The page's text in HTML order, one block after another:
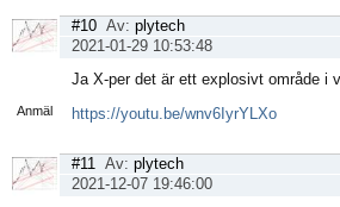
Anmäl
#10 Av: plytech
2021-01-29 10:53:48
Ja X-per det är ett explosivt område i
https://youtu.be/wnv6IyrYLXo
#11 Av: plytech
2021-12-07 19:46:00